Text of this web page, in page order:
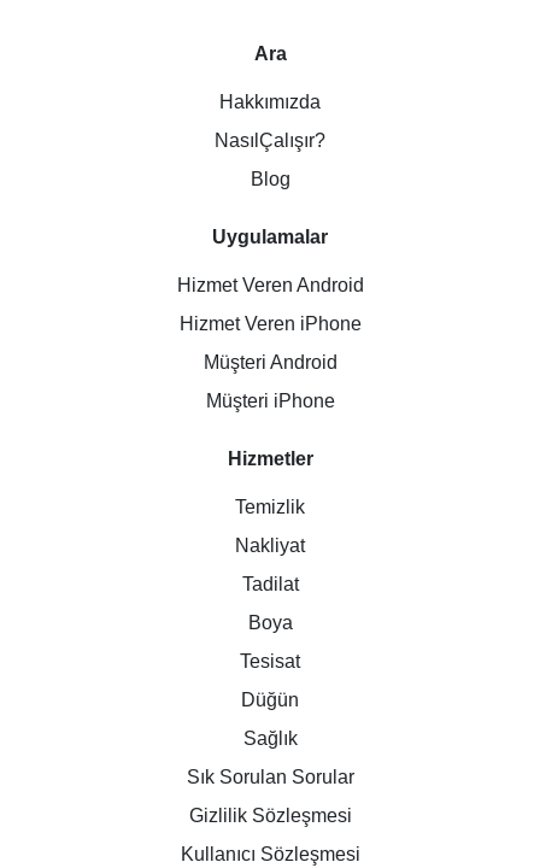
Ara
Hakkımızda
NasılÇalışır?
Blog
Uygulamalar
Hizmet Veren Android
Hizmet Veren iPhone
Müşteri Android
Müşteri iPhone
Hizmetler
Temizlik
Nakliyat
Tadilat
Boya
Tesisat
Düğün
Sağlık
Sık Sorulan Sorular
Gizlilik Sözleşmesi
Kullanıcı Sözleşmesi